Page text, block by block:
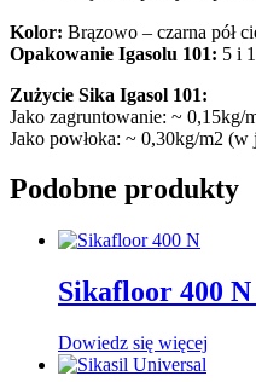
Kolor: Brązowo – czarna pół
Opakowanie Igasolu 101: 5 i
Zużycie Sika Igasol 101:
Jako zagruntowanie: ~
Jako powłoka: ~ 0,30kg/m2
Podobne produkty
Sikafloor 400
Dowiedz się więcej